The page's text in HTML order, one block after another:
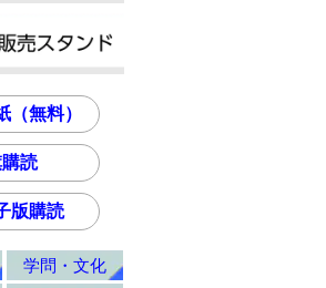
（無料）
読
版購読
学問・文化